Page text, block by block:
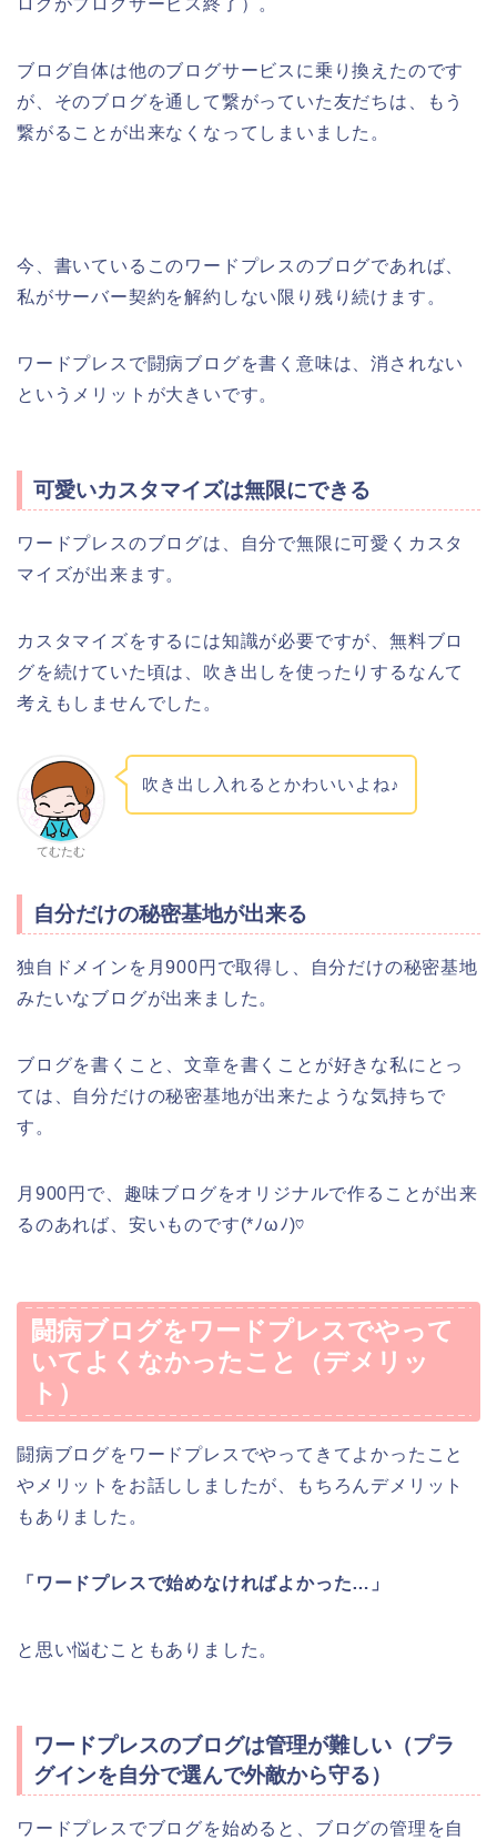
ブログ自体は他のブログサービスに乗り換えたのです
が、そのブログを通して繋がっていた友だちは、もう
繋がることが出来なくなってしまいました。
今、書いているこのワードプレスのブログであれば、
私がサーバー契約を解約しない限り残り続けます。
ワードプレスで闘病ブログを書く意味は、消されない
というメリットが大きいです。
可愛いカスタマイズは無限にできる
ワードプレスのブログは、自分で無限に可愛くカスタ
マイズが出来ます。
カスタマイズをするには知識が必要ですが、無料ブロ
グを続けていた頃は、吹き出しを使ったりするなんて
考えもしませんでした。
てむたむ
吹き出し入れるとかわいいよね♪
自分だけの秘密基地が出来る
独自ドメインを月900円で取得し、自分だけの秘密基地
みたいなブログが出来ました。
ブログを書くこと、文章を書くことが好きな私にとっ
ては、自分だけの秘密基地が出来たような気持ちで
す。
月900円で、趣味ブログをオリジナルで作ることが出来
るのあれば、安いものです(*ﾉωﾉ)♡
闘病ブログをワードプレスでやって
いてよくなかったこと（デメリッ
ト）
闘病ブログをワードプレスでやってきてよかったこと
やメリットをお話ししましたが、もちろんデメリット
もありました。
「ワードプレスで始めなければよかった…」
と思い悩むこともありました。
ワードプレスのブログは管理が難しい（プラ
グインを自分で選んで外敵から守る）
ワードプレスでブログを始めると、ブログの管理を自